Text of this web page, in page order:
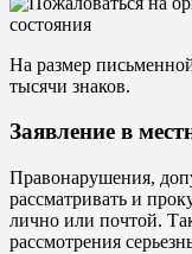
На размер
тысячи знаков.
Заявление в
Правонарушения,
рассматривать и
лично или почтой.
рассмотрения